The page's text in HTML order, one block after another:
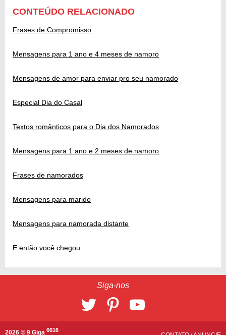
CONTEÚDO RELACIONADO
Frases de Compromisso
Mensagens para 1 ano e 4 meses de namoro
Mensagens de amor para enviar pro seu namorado
Especial Dia do Casal
Textos românticos para o Dia dos Namorados
Mensagens para 1 ano e 2 meses de namoro
Frases de namorados
Mensagens para marido
Mensagens para namorada distante
E então você chegou
Siga-nos
2026 © 9 Giga 6616